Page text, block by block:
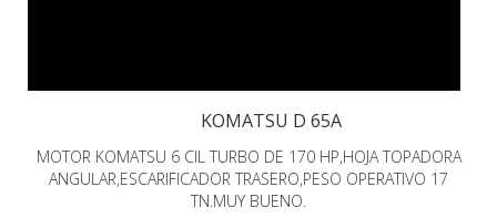
KOMATSU D 65A
MOTOR KOMATSU 6 CIL TURBO DE 170 HP,HOJA TOPADORA
ANGULAR,ESCARIFICADOR TRASERO,PESO OPERATIVO 17
TN.MUY BUENO.